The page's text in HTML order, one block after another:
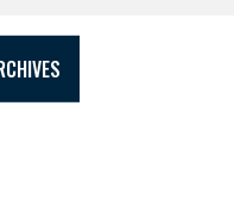
?
et développez
français ?